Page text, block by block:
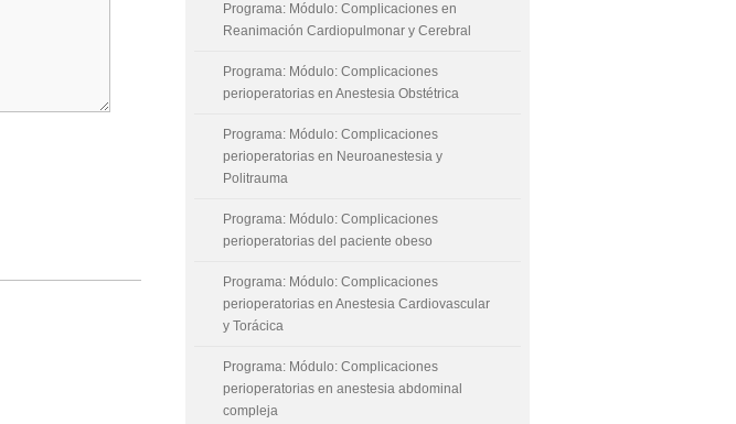
Programa: Módulo: Complicaciones en
Reanimación Cardiopulmonar y Cerebral
Programa: Módulo: Complicaciones
perioperatorias en Anestesia Obstétrica
Programa: Módulo: Complicaciones
perioperatorias en Neuroanestesia y
Politrauma
Programa: Módulo: Complicaciones
perioperatorias del paciente obeso
Programa: Módulo: Complicaciones
perioperatorias en Anestesia Cardiovascular
y Torácica
Programa: Módulo: Complicaciones
perioperatorias en anestesia abdominal
compleja